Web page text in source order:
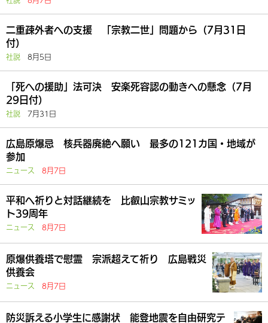
二重疎外者への支援 「宗教二世」問題から（7月31日
付）
社説 8月5日
「死への援助」法可決 安楽死容認の動きへの懸念（7月
29日付）
社説 7月31日
広島原爆忌 核兵器廃絶へ願い 最多の121カ国・地域が
参加
ニュース 8月7日
平和へ祈りと対話継続を 比叡山宗教サミッ
ト39周年
ニュース 8月7日
原爆供養塔で慰霊 宗派超えて祈り 広島戦災
供養会
ニュース 8月7日
防災訴える小学生に感謝状 能登地震を自由研究テ